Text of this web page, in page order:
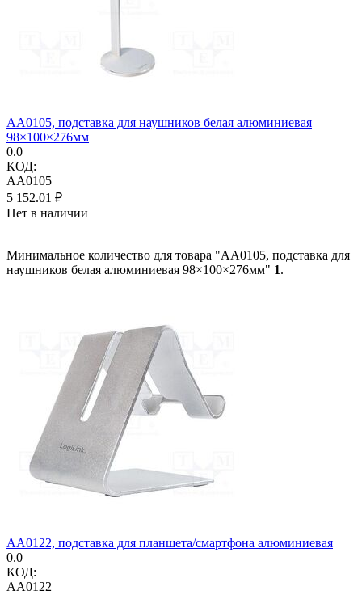
AA0105, подставка для наушников белая алюминиевая
98×100×276мм
0.0
КОД:
AA0105
5 152.01 ₽
Нет в наличии
Минимальное количество для товара "AA0105, подставка для
наушников белая алюминиевая 98×100×276мм" 1.
AA0122, подставка для планшета/смартфона алюминиевая
0.0
КОД:
AA0122